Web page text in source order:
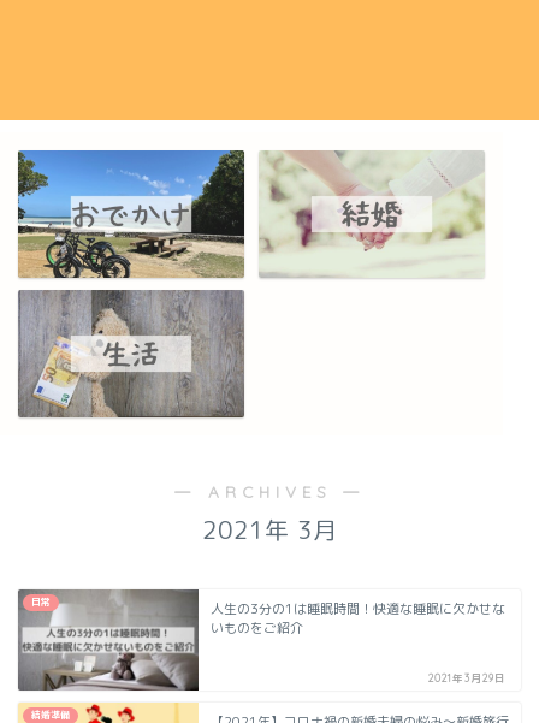
― ARCHIVES ―
2021年 3月
日常
人生の3分の1は睡眠時間！快適な睡眠に欠かせな
いものをご紹介
2021年3月29日
結婚準備